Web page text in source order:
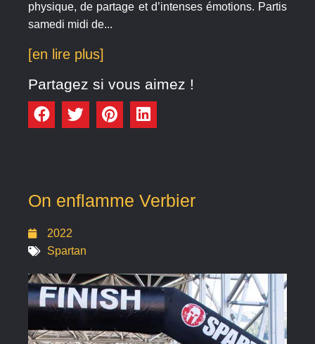
physique, de partage et d’intenses émotions. Partis
samedi midi de...
[en lire plus]
Partagez si vous aimez !
On enflamme Verbier
2022
Spartan